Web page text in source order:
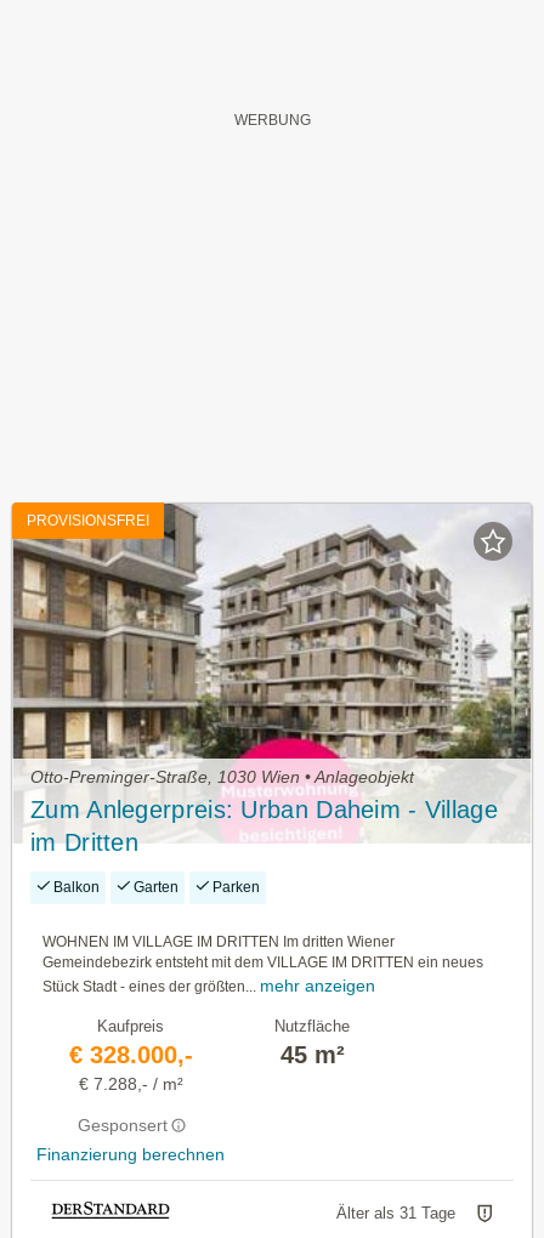
PROVISIONSFREI
Otto-Preminger-Straße, 1030 Wien • Anlageobjekt
Zum Anlegerpreis: Urban Daheim - Village
im Dritten
Balkon Garten Parken
WOHNEN IM VILLAGE IM DRITTEN Im dritten Wiener
Gemeindebezirk entsteht mit dem VILLAGE IM DRITTEN ein neues
Stück Stadt - eines der größten...
mehr anzeigen
Kaufpreis
€ 328.000,-
€ 7.288,- / m²
Gesponsert
Finanzierung berechnen
Nutzfläche
45 m²
Älter als 31 Tage